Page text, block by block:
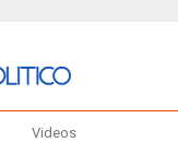
Videos